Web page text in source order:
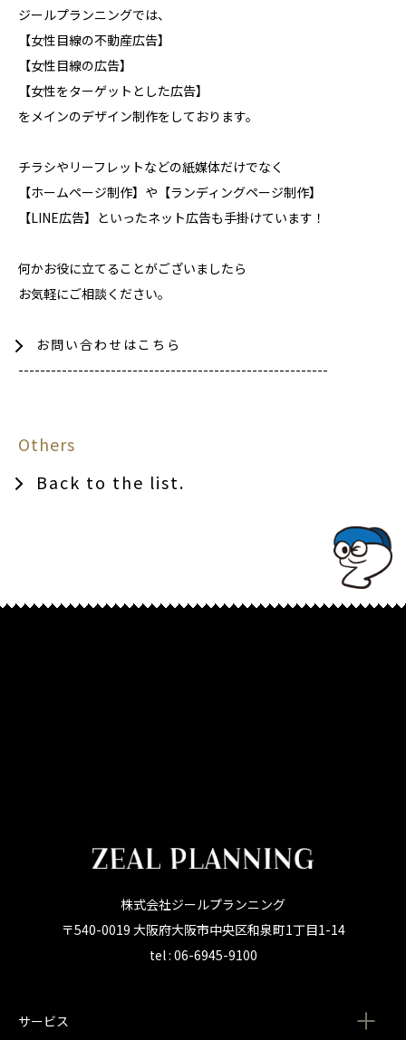
ジールプランニングでは、
【女性目線の不動産広告】
【女性目線の広告】
【女性をターゲットとした広告】
をメインのデザイン制作をしております。
チラシやリーフレットなどの紙媒体だけでなく
【ホームページ制作】や【ランディングページ制作】
【LINE広告】といったネット広告も手掛けています！
何かお役に立てることがございましたら
お気軽にご相談ください。
お問い合わせはこちら
---------------------------------------------------------
Others
Back to the list.
株式会社ジールプランニング
〒540-0019 大阪府大阪市中央区和泉町1丁目1-14
tel : 06-6945-9100
サービス